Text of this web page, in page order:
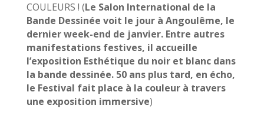
COULEURS ! (Le Salon International de la
Bande Dessinée voit le jour à Angoulême, le
dernier week-end de janvier. Entre autres
manifestations festives, il accueille
l’exposition Esthétique du noir et blanc dans
la bande dessinée. 50 ans plus tard, en écho,
le Festival fait place à la couleur à travers
une exposition immersive)